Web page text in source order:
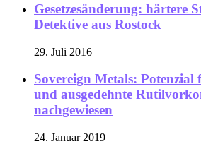
Gesetzesänderung: härtere
Detektive aus Rostock
29. Juli 2016
Sovereign Metals:
und ausgedehnte
nachgewiesen
24. Januar 2019